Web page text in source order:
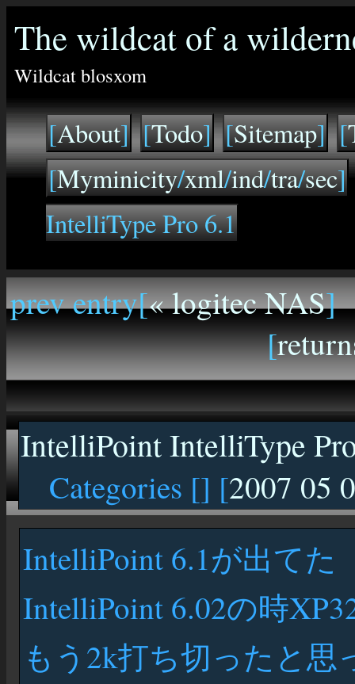
The wildcat of a
Wildcat blosxom
[About] [Todo] [Sitemap] [
[Myminicity/xml/ind/tra/sec]
IntelliType Pro 6.1
prev entry[« logitec NAS]
[
IntelliPoint IntelliType
Categories [] [2007 05
IntelliPoint 6.1が出てた
IntelliPoint 6.02の時
もう2k打ち切ったと